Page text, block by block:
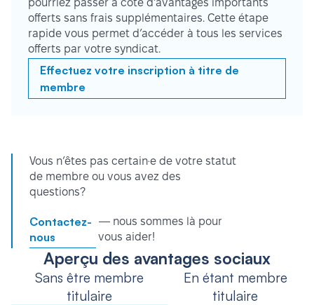
pourriez passer à côté d’avantages importants
offerts sans frais supplémentaires. Cette étape
rapide vous permet d’accéder à tous les services
offerts par votre syndicat.
Effectuez votre inscription à titre de
membre
Vous n’êtes pas certain·e de votre statut
de membre ou vous avez des
questions?
Contactez-
nous
— nous sommes là pour
vous aider!
Aperçu des avantages sociaux
Sans être membre
titulaire
En étant membre
titulaire